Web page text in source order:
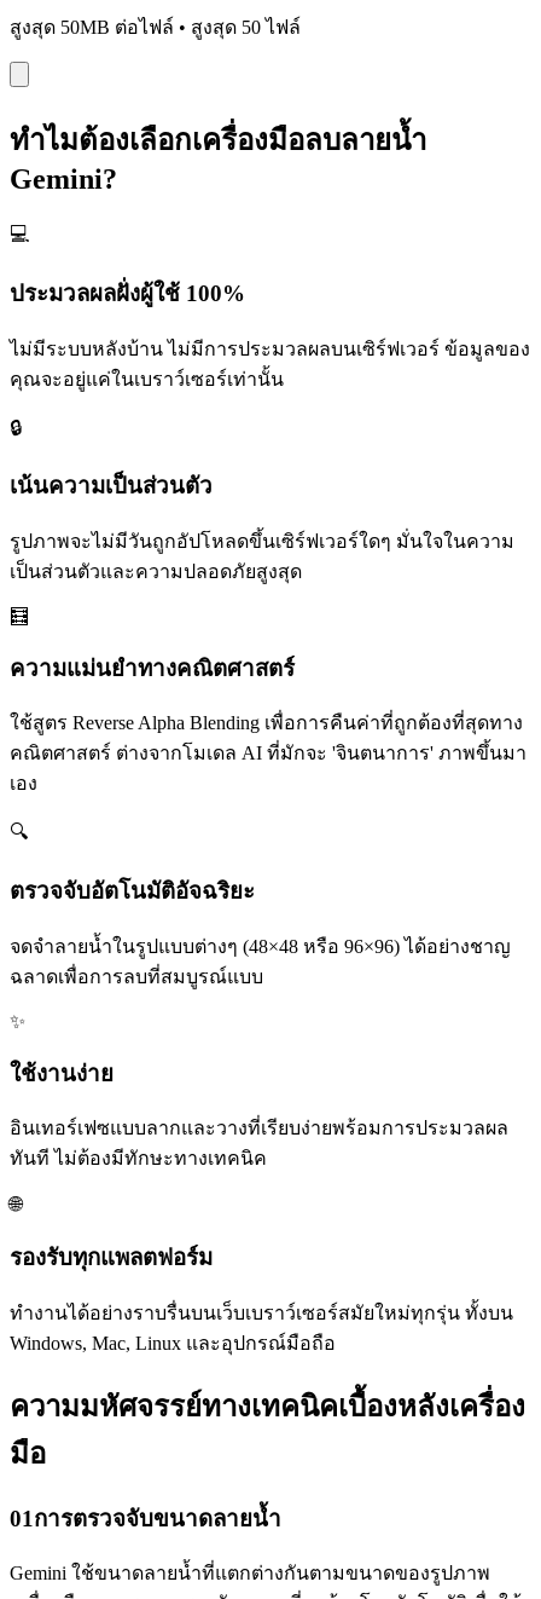
สูงสุด 50MB ต่อไฟล์ • สูงสุด 50 ไฟล์
ทำไมต้องเลือกเครื่องมือลบลายน้ำ
Gemini?
💻
ประมวลผลฝั่งผู้ใช้ 100%
ไม่มีระบบหลังบ้าน ไม่มีการประมวลผลบนเซิร์ฟเวอร์ ข้อมูลของ
คุณจะอยู่แค่ในเบราว์เซอร์เท่านั้น
🔒
เน้นความเป็นส่วนตัว
รูปภาพจะไม่มีวันถูกอัปโหลดขึ้นเซิร์ฟเวอร์ใดๆ มั่นใจในความ
เป็นส่วนตัวและความปลอดภัยสูงสุด
🧮
ความแม่นยำทางคณิตศาสตร์
ใช้สูตร Reverse Alpha Blending เพื่อการคืนค่าที่ถูกต้องที่สุดทาง
คณิตศาสตร์ ต่างจากโมเดล AI ที่มักจะ 'จินตนาการ' ภาพขึ้นมา
เอง
🔍
ตรวจจับอัตโนมัติอัจฉริยะ
จดจำลายน้ำในรูปแบบต่างๆ (48×48 หรือ 96×96) ได้อย่างชาญ
ฉลาดเพื่อการลบที่สมบูรณ์แบบ
✨
ใช้งานง่าย
อินเทอร์เฟซแบบลากและวางที่เรียบง่ายพร้อมการประมวลผล
ทันที ไม่ต้องมีทักษะทางเทคนิค
🌐
รองรับทุกแพลตฟอร์ม
ทำงานได้อย่างราบรื่นบนเว็บเบราว์เซอร์สมัยใหม่ทุกรุ่น ทั้งบน
Windows, Mac, Linux และอุปกรณ์มือถือ
ความมหัศจรรย์ทางเทคนิคเบื้องหลังเครื่อง
มือ
01การตรวจจับขนาดลายน้ำ
Gemini ใช้ขนาดลายน้ำที่แตกต่างกันตามขนาดของรูปภาพ